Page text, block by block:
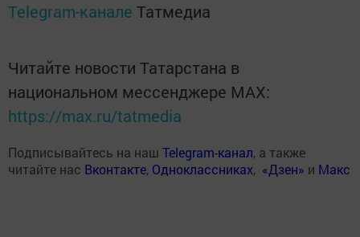
Telegram-канале Татмедиа
Читайте новости Татарстана в
национальном мессенджере MАХ:
https://max.ru/tatmedia
Подписывайтесь на наш Telegram-канал, а также
читайте нас Вконтакте, Одноклассниках, «Дзен» и Макс